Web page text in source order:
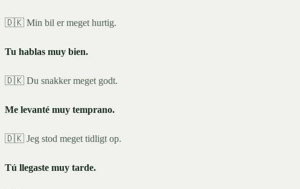
🇩🇰 Min bil er meget hurtig.
Tu hablas muy bien.
🇩🇰 Du snakker meget godt.
Me levanté muy temprano.
🇩🇰 Jeg stod meget tidligt op.
Tú llegaste muy tarde.